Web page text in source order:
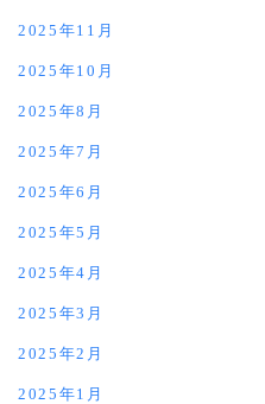
2025年11月
2025年10月
2025年8月
2025年7月
2025年6月
2025年5月
2025年4月
2025年3月
2025年2月
2025年1月